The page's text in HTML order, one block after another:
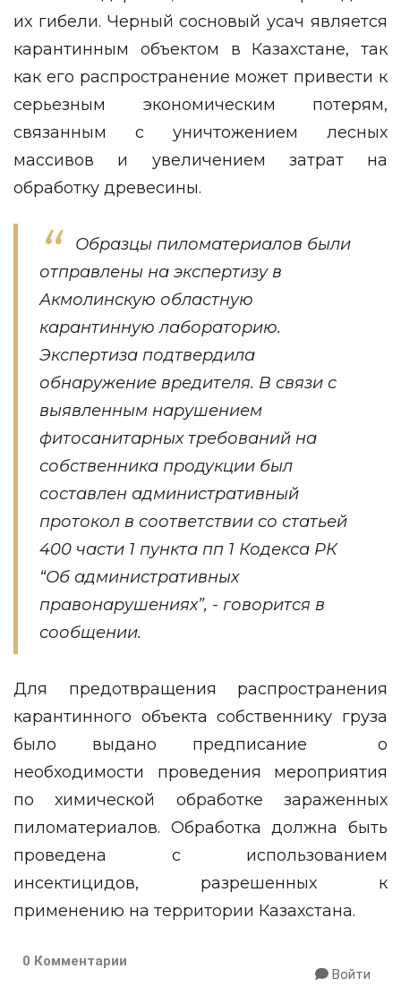
их гибели. Черный сосновый усач является
карантинным объектом в Казахстане, так
как его распространение может привести к
серьезным экономическим потерям,
связанным с уничтожением лесных
массивов и увеличением затрат на
обработку древесины.
Образцы пиломатериалов были
отправлены на экспертизу в
Акмолинскую областную
карантинную лабораторию.
Экспертиза подтвердила
обнаружение вредителя. В связи с
выявленным нарушением
фитосанитарных требований на
собственника продукции был
составлен административный
протокол в соответствии со статьей
400 части 1 пункта пп 1 Кодекса РК
“Об административных
правонарушениях”, - говорится в
сообщении.
Для предотвращения распространения
карантинного объекта собственнику груза
было выдано предписание о
необходимости проведения мероприятия
по химической обработке зараженных
пиломатериалов. Обработка должна быть
проведена с использованием
инсектицидов, разрешенных к
применению на территории Казахстана.
0 Комментарии
Войти